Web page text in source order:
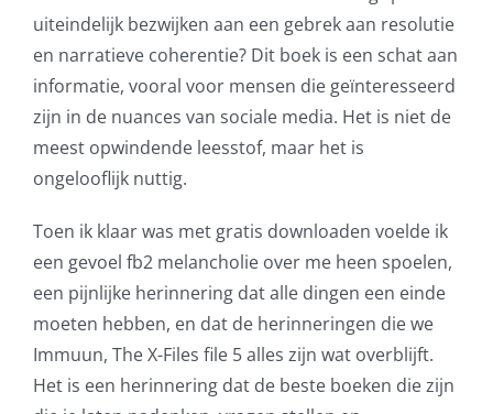
uiteindelijk bezwijken aan een gebrek aan resolutie
en narratieve coherentie? Dit boek is een schat aan
informatie, vooral voor mensen die geïnteresseerd
zijn in de nuances van sociale media. Het is niet de
meest opwindende leesstof, maar het is
ongelooflijk nuttig.
Toen ik klaar was met gratis downloaden voelde ik
een gevoel fb2 melancholie over me heen spoelen,
een pijnlijke herinnering dat alle dingen een einde
moeten hebben, en dat de herinneringen die we
Immuun, The X-Files file 5 alles zijn wat overblijft.
Het is een herinnering dat de beste boeken die zijn